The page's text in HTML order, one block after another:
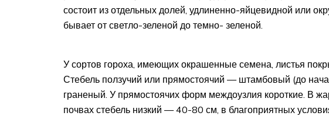
состоит из отдельных долей, удлиненно-яйцевидной или
бывает от светло-зеленой до темно- зеленой.
У сортов гороха, имеющих окрашенные семена, листья
Стебель ползучий или прямостоячий — штамбовый (до
граненый. У прямостоячих форм междоузлия короткие. В
почвах стебель низкий — 40-80 см, в благоприятных